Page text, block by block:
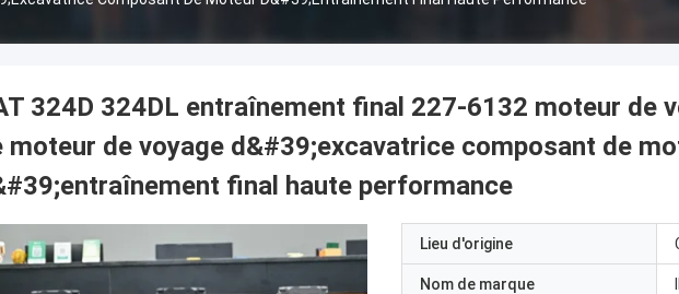
324D 324DL entraînement final 227-6132 moteur de
moteur de voyage d&#39;excavatrice composant de
final haute performance
Lieu d'origine
Nom de marque